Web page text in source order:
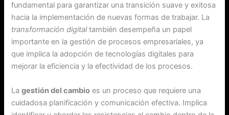
fundamental para garantizar una transición suave y exitosa
hacia la implementación de nuevas formas de trabajar. La
transformación digitaltambién desempeña un papel
importante en la gestión de procesos empresariales, ya
que implica la adopción de tecnologías digitales para
mejorar la eficiencia y la efectividad de los procesos.
Lagestión del cambio es un proceso que requiere una
cuidadosa planificación y comunicación efectiva. Implica